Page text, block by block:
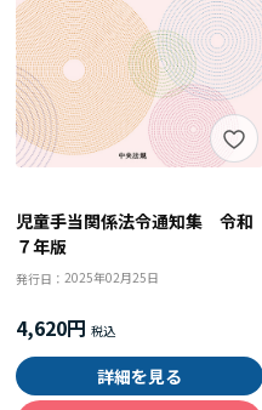
児童手当関係法令通知集 令和
７年版
発行日：2025年02月25日
4,620円
詳細を見る